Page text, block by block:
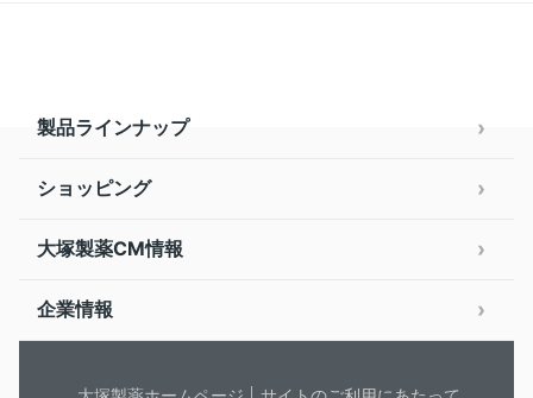
製品ラインナップ
ショッピング
大塚製薬CM情報
企業情報